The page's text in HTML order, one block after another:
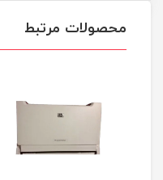
محصولات مرتبط